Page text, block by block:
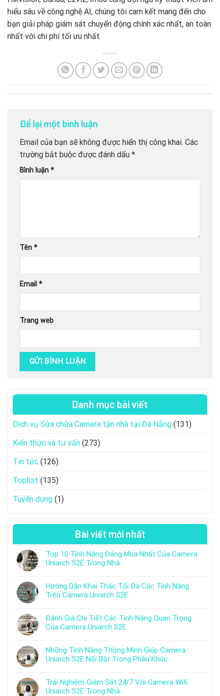
hiểu sâu về công nghệ AI, chúng tôi cam kết mang đến cho
bạn giải pháp giám sát chuyển động chính xác nhất, an toàn
nhất với chi phí tối ưu nhất.
Để lại một bình luận
Email của bạn sẽ không được hiển thị công khai. Các
trường bắt buộc được đánh dấu *
Bình luận *
Tên *
Email *
Trang web
Danh mục bài viết
Dịch vụ Sửa chữa Camera tận nhà tại Đà Nẵng (131)
Kiến thức và tư vấn (273)
Tin tức (126)
Toplist (135)
Tuyển dụng (1)
Bài viết mới nhất
Top 10 Tính Năng Đáng Mua Nhất Của Camera
Uniarch S2E Trong Nhà
Hướng Dẫn Khai Thác Tối Đa Các Tính Năng
Trên Camera Uniarch S2E
Đánh Giá Chi Tiết Các Tính Năng Quan Trọng
Của Camera Uniarch S2E
Những Tính Năng Thông Minh Giúp Camera
Uniarch S2E Nổi Bật Trong Phân Khúc
Trải Nghiệm Giám Sát 24/7 Với Camera Wifi
Uniarch S2E Trong Nhà